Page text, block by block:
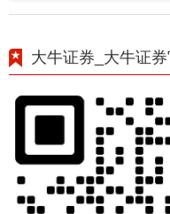
大牛证券_大牛证